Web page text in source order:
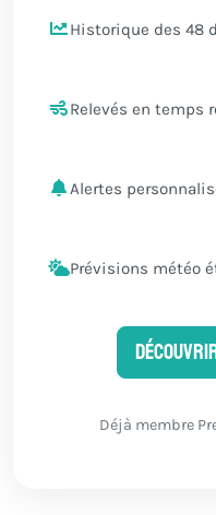
Historique des 48
Relevés en temps
Alertes
Prévisions météo
Déjà membre